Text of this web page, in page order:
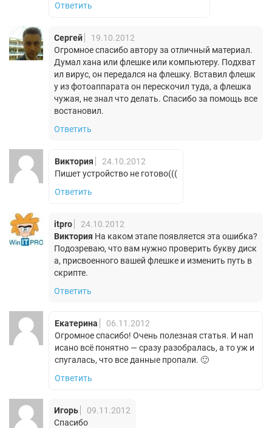
Ответить
Сергей
19.10.2012
Огромное спасибо автору за отличный материал.
Думал хана или флешке или компьютеру. Подхват
ил вирус, он передался на флешку. Вставил флешк
у из фотоаппарата он перескочил туда, а флешка
чужая, не знал что делать. Спасибо за помощь все
востановил.
Ответить
Виктория
24.10.2012
Пишет устройство не готово(((
Ответить
itpro
24.10.2012
Виктория На каком этапе появляется эта ошибка?
Подозреваю, что вам нужно проверить букву диск
а, присвоенного вашей флешке и изменить путь в
скрипте.
Ответить
Екатерина
06.11.2012
Огромное спасибо! Очень полезная статья. И нап
исано всё понятно — сразу разобралась, а то уж и
спугалась, что все данные пропали. 🙂
Ответить
Игорь
09.11.2012
Спасибо